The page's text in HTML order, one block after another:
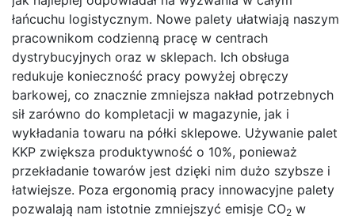
łańcuchu logistycznym. Nowe palety ułatwiają naszym
pracownikom codzienną pracę w centrach
dystrybucyjnych oraz w sklepach. Ich obsługa
redukuje konieczność pracy powyżej obręczy
barkowej, co znacznie zmniejsza nakład potrzebnych
sił zarówno do kompletacji w magazynie, jak i
wykładania towaru na półki sklepowe. Używanie palet
KKP zwiększa produktywność o 10%, ponieważ
przekładanie towarów jest dzięki nim dużo szybsze i
łatwiejsze. Poza ergonomią pracy innowacyjne palety
pozwalają nam istotnie zmniejszyć emisje CO2 w